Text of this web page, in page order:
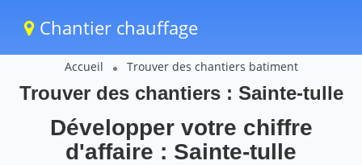
Chantier chauffage
Accueil Trouver des chantiers batiment
Trouver des chantiers : Sainte-tulle
Développer votre chiffre
d'affaire : Sainte-tulle